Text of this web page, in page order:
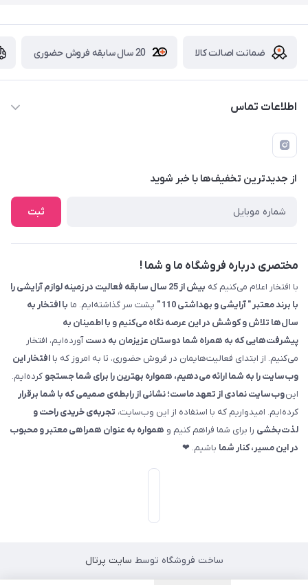
ضمانت اصالت کالا 20 سال سابقه فروش حضوری
اطلاعات تماس
09229839700 - 08338354666
info@cosmetics110.com
کرمانشاه ، بلوار نوبهار ، بین کوی ۱۱۰ و ۱۱۲ ، آرایشی و بهداشتی ۱۱۰
از جدید‌ترین تخفیف‌ها با‌ خبر شوید
ثبت
مختصری درباره فروشگاه ما و شما !
با افتخار اعلام می‌کنیم که
بیش از 25 سال سابقه فعالیت در زمینه لوازم آرایشی را
با برند معتبر " آرایشی و بهداشتی 110 "
پشت سر گذاشته‌ایم. ما با افتخار به
سال‌ها تلاش و کوشش در این عرصه نگاه می‌کنیم و با اطمینان به
پیشرفت‌هایی که به همراه شما دوستان عزیزمان به دستآورده‌ایم، افتخار
می‌کنیم. از ابتدای فعالیت‌هایمان در فروش حضوری، تا به امروز که با افتخار این
وب‌سایت را به شما ارائه می‌دهیم، همواره بهترین را برای شما جستجو کرده‌ایم.
اینوب‌سایت نمادی از تعهد ماست؛ نشانی از رابطه‌ی صمیمی که با شما برقرار
کرده‌ایم. امیدواریم که با استفاده از این وب‌سایت، تجربه‌ی خریدی راحت و
لذت‌بخشی را برای شما فراهم کنیم و همواره به عنوان همراهی معتبر و محبوب
در این مسیر، کنار شما باشیم. ❤
ساخت فروشگاه توسط سایت پرتال